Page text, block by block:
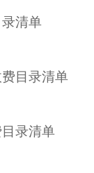
清单
目录清单
录清单